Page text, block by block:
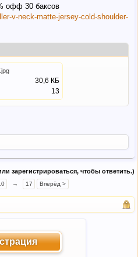
офф 30 баксов
v-neck-matte-jersey-cold-shoulder-
30,6 КБ
13
зарегистрироваться, чтобы ответить.)
→ 17 Вперёд >